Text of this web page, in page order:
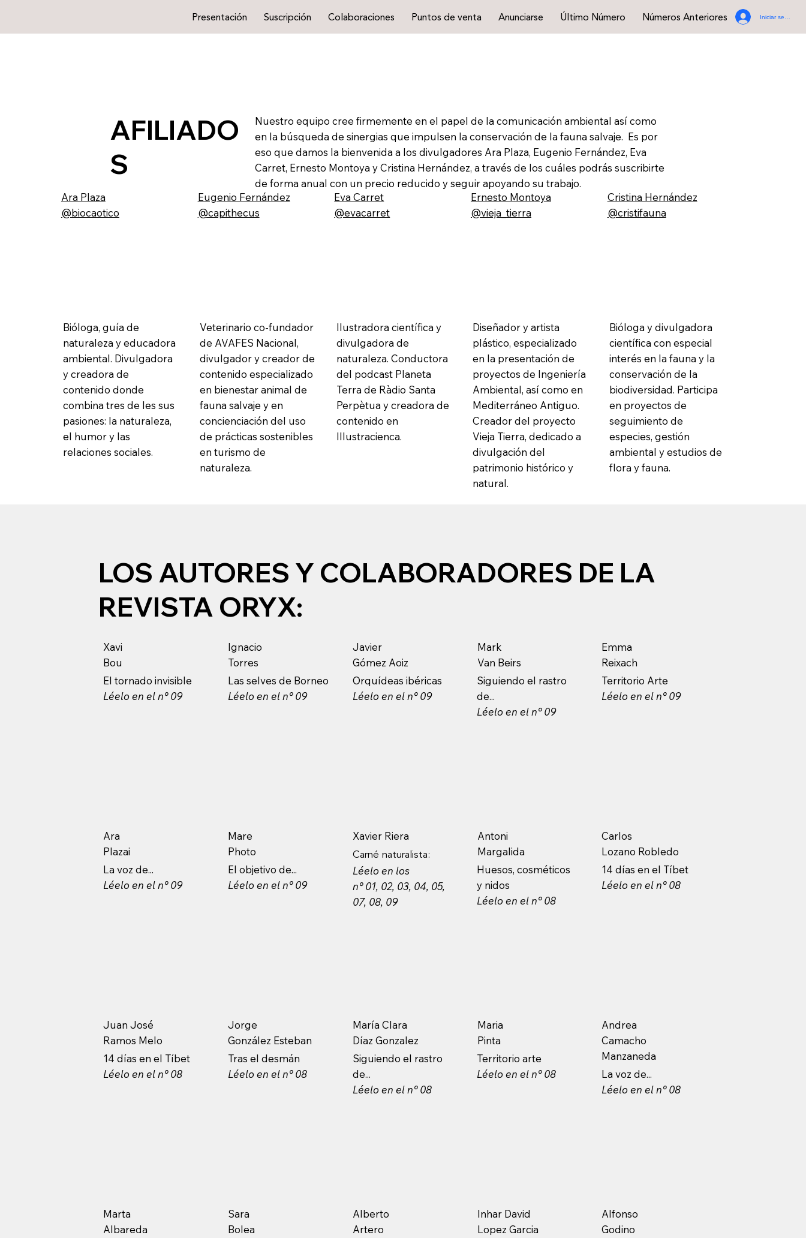
Presentación Suscripción Colaboraciones Puntos de venta Anunciarse Último Número Números Anteriores Iniciar sesión
Ara Plaza
@biocaotico
Bióloga, guía de
naturaleza y educadora
ambiental. Divulgadora
y creadora de
contenido donde
combina tres de les sus
pasiones: la naturaleza,
el humor y las
relaciones sociales.
Eugenio Fernández
@capithecus
Veterinario co-fundador
de AVAFES Nacional,
divulgador y creador de
contenido especializado
en bienestar animal de
fauna salvaje y en
concienciación del uso
de prácticas sostenibles
en turismo de
naturaleza.
Eva Carret
@evacarret
Ilustradora científica y
divulgadora de
naturaleza. Conductora
del podcast Planeta
Terra de Ràdio Santa
Perpètua y creadora de
contenido en
Illustracienca.
Ernesto Montoya
@vieja_tierra
Diseñador y artista
plástico, especializado
en la presentación de
proyectos de Ingeniería
Ambiental, así como en
Mediterráneo Antiguo.
Creador del proyecto
Vieja Tierra, dedicado a
divulgación del
patrimonio histórico y
natural.
Cristina Hernández
@cristifauna
Bióloga y divulgadora
científica con especial
interés en la fauna y la
conservación de la
biodiversidad. Participa
en proyectos de
seguimiento de
especies, gestión
ambiental y estudios de
flora y fauna.
Nuestro equipo cree firmemente en el papel de la comunicación ambiental así como
en la búsqueda de sinergias que impulsen la conservación de la fauna salvaje. Es por
eso que damos la bienvenida a los divulgadores Ara Plaza, Eugenio Fernández, Eva
Carret, Ernesto Montoya y Cristina Hernández, a través de los cuáles podrás suscribirte
de forma anual con un precio reducido y seguir apoyando su trabajo.
AFILIADO
S
LOS AUTORES Y COLABORADORES DE LA
REVISTA ORYX:
Xavi
Bou
El tornado invisible
Léelo en el n° 09
Ignacio
Torres
Las selves de Borneo
Léelo en el n° 09
Javier
Gómez Aoiz
Orquídeas ibéricas
Léelo en el n° 09
Mark
Van Beirs
Siguiendo el rastro
de...
Léelo en el n° 09
Emma
Reixach
Territorio Arte
Léelo en el n° 09
Ara
Plazai
La voz de...
Léelo en el n° 09
Mare
Photo
El objetivo de...
Léelo en el n° 09
Xavier Riera
Carné naturalista:
Léelo en los
n° 01, 02, 03, 04, 05,
07, 08, 09
Antoni
Margalida
Huesos, cosméticos
y nidos
Léelo en el n° 08
Carlos
Lozano Robledo
14 días en el Tíbet
Léelo en el n° 08
Juan José
Ramos Melo
14 días en el Tíbet
Léelo en el n° 08
Jorge
González Esteban
Tras el desmán
Léelo en el n° 08
María Clara
Díaz Gonzalez
Siguiendo el rastro
de...
Léelo en el n° 08
Maria
Pinta
Territorio arte
Léelo en el n° 08
Andrea
Camacho
Manzaneda
La voz de...
Léelo en el n° 08
Marta
Albareda
Sara
Bolea
Alberto
Artero
Inhar David
Lopez Garcia
Alfonso
Godino